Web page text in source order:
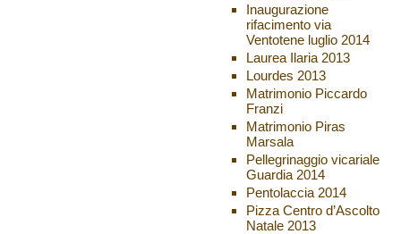
Inaugurazione
rifacimento via
Ventotene luglio 2014
Laurea Ilaria 2013
Lourdes 2013
Matrimonio Piccardo
Franzi
Matrimonio Piras
Marsala
Pellegrinaggio vicariale
Guardia 2014
Pentolaccia 2014
Pizza Centro d’Ascolto
Natale 2013